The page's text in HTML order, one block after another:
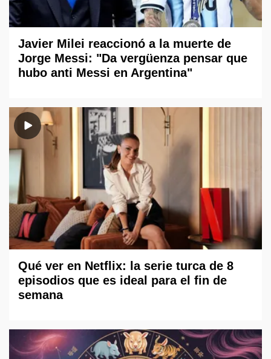
Javier Milei reaccionó a la muerte de
Jorge Messi: "Da vergüenza pensar que
hubo anti Messi en Argentina"
Qué ver en Netflix: la serie turca de 8
episodios que es ideal para el fin de
semana